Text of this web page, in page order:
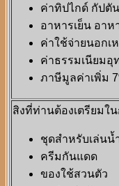
ค่าทิปไกด์ กัปตัน
อาหารเย็น อาห
ค่าใช้จ่ายนอกเ
ค่าธรรมเนียมอุ
ภาษีมูลค่าเพิ่ม
สิงที่ท่านต้องเตรียมใน
ชุดสำหรับเล่นน้
ครีมกันแดด
ของใช้สวนตัว